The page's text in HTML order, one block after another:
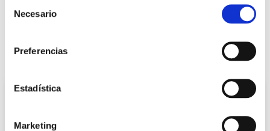
Necesario
Preferencias
Estadística
Marketing
Avisarme